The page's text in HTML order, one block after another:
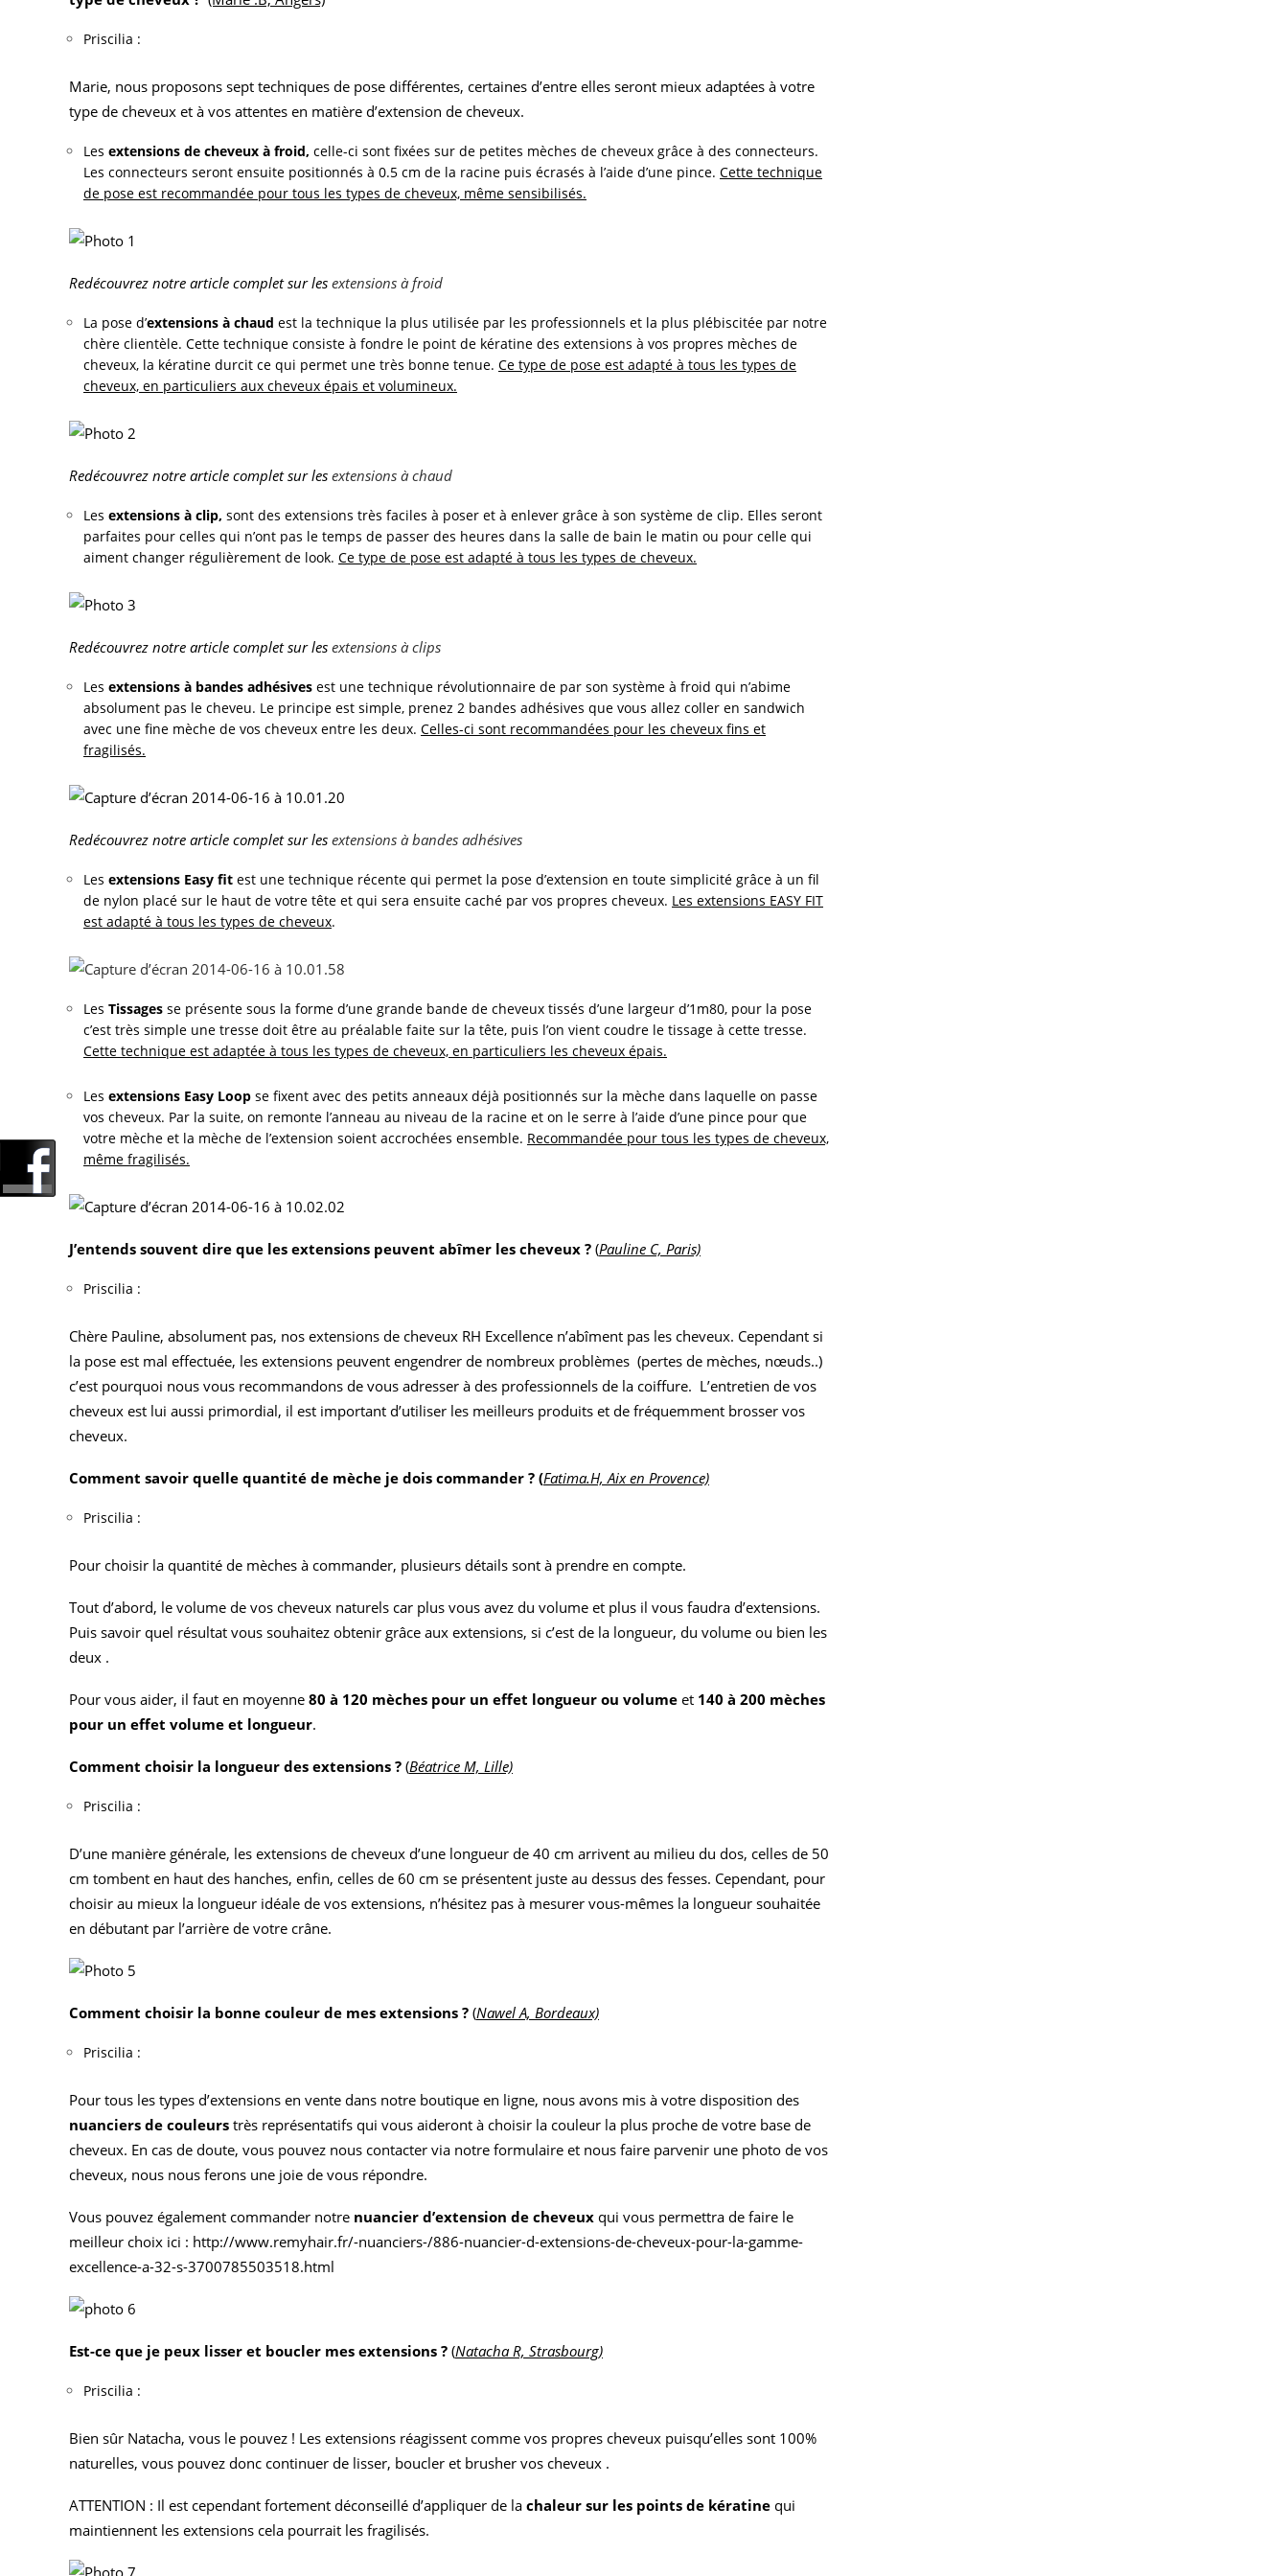
Priscilia :
Marie, nous proposons sept techniques de pose différentes, certaines d’entre elles seront mieux adaptées à votre
type de cheveux et à vos attentes en matière d’extension de cheveux.
Les extensions de cheveux à froid, celle-ci sont fixées sur de petites mèches de cheveux grâce à des connecteurs.
Les connecteurs seront ensuite positionnés à 0.5 cm de la racine puis écrasés à l’aide d’une pince. Cette technique
de pose est recommandée pour tous les types de cheveux, même sensibilisés.
Redécouvrez notre article complet sur les extensions à froid
La pose d’extensions à chaud est la technique la plus utilisée par les professionnels et la plus plébiscitée par notre
chère clientèle. Cette technique consiste à fondre le point de kératine des extensions à vos propres mèches de
cheveux, la kératine durcit ce qui permet une très bonne tenue. Ce type de pose est adapté à tous les types de
cheveux, en particuliers aux cheveux épais et volumineux.
Redécouvrez notre article complet sur les extensions à chaud
Les extensions à clip, sont des extensions très faciles à poser et à enlever grâce à son système de clip. Elles seront
parfaites pour celles qui n’ont pas le temps de passer des heures dans la salle de bain le matin ou pour celle qui
aiment changer régulièrement de look. Ce type de pose est adapté à tous les types de cheveux.
Redécouvrez notre article complet sur les extensions à clips
Les extensions à bandes adhésives est une technique révolutionnaire de par son système à froid qui n’abime
absolument pas le cheveu. Le principe est simple, prenez 2 bandes adhésives que vous allez coller en sandwich
avec une fine mèche de vos cheveux entre les deux. Celles-ci sont recommandées pour les cheveux fins et
fragilisés.
Redécouvrez notre article complet sur les extensions à bandes adhésives
Les extensions Easy fit est une technique récente qui permet la pose d’extension en toute simplicité grâce à un fil
de nylon placé sur le haut de votre tête et qui sera ensuite caché par vos propres cheveux. Les extensions EASY FIT
est adapté à tous les types de cheveux.
Les Tissages se présente sous la forme d’une grande bande de cheveux tissés d’une largeur d’1m80, pour la pose
c’est très simple une tresse doit être au préalable faite sur la tête, puis l’on vient coudre le tissage à cette tresse.
Cette technique est adaptée à tous les types de cheveux, en particuliers les cheveux épais.
Les extensions Easy Loop se fixent avec des petits anneaux déjà positionnés sur la mèche dans laquelle on passe
vos cheveux. Par la suite, on remonte l’anneau au niveau de la racine et on le serre à l’aide d’une pince pour que
votre mèche et la mèche de l’extension soient accrochées ensemble. Recommandée pour tous les types de cheveux,
même fragilisés.
J’entends souvent dire que les extensions peuvent abîmer les cheveux ? (Pauline C, Paris)
Priscilia :
Chère Pauline, absolument pas, nos extensions de cheveux RH Excellence n’abîment pas les cheveux. Cependant si
la pose est mal effectuée, les extensions peuvent engendrer de nombreux problèmes (pertes de mèches, nœuds..)
c’est pourquoi nous vous recommandons de vous adresser à des professionnels de la coiffure. L’entretien de vos
cheveux est lui aussi primordial, il est important d’utiliser les meilleurs produits et de fréquemment brosser vos
cheveux.
Comment savoir quelle quantité de mèche je dois commander ? (Fatima.H, Aix en Provence)
Priscilia :
Pour choisir la quantité de mèches à commander, plusieurs détails sont à prendre en compte.
Tout d’abord, le volume de vos cheveux naturels car plus vous avez du volume et plus il vous faudra d’extensions.
Puis savoir quel résultat vous souhaitez obtenir grâce aux extensions, si c’est de la longueur, du volume ou bien les
deux .
Pour vous aider, il faut en moyenne 80 à 120 mèches pour un effet longueur ou volume et 140 à 200 mèches
pour un effet volume et longueur.
Comment choisir la longueur des extensions ? (Béatrice M, Lille)
Priscilia :
D’une manière générale, les extensions de cheveux d’une longueur de 40 cm arrivent au milieu du dos, celles de 50
cm tombent en haut des hanches, enfin, celles de 60 cm se présentent juste au dessus des fesses. Cependant, pour
choisir au mieux la longueur idéale de vos extensions, n’hésitez pas à mesurer vous-mêmes la longueur souhaitée
en débutant par l’arrière de votre crâne.
Comment choisir la bonne couleur de mes extensions ? (Nawel A, Bordeaux)
Priscilia :
Pour tous les types d’extensions en vente dans notre boutique en ligne, nous avons mis à votre disposition des
nuanciers de couleurs très représentatifs qui vous aideront à choisir la couleur la plus proche de votre base de
cheveux. En cas de doute, vous pouvez nous contacter via notre formulaire et nous faire parvenir une photo de vos
cheveux, nous nous ferons une joie de vous répondre.
Vous pouvez également commander notre nuancier d’extension de cheveux qui vous permettra de faire le
meilleur choix ici : http://www.remyhair.fr/-nuanciers-/886-nuancier-d-extensions-de-cheveux-pour-la-gamme-
excellence-a-32-s-3700785503518.html
Est-ce que je peux lisser et boucler mes extensions ? (Natacha R, Strasbourg)
Priscilia :
Bien sûr Natacha, vous le pouvez ! Les extensions réagissent comme vos propres cheveux puisqu’elles sont 100%
naturelles, vous pouvez donc continuer de lisser, boucler et brusher vos cheveux .
ATTENTION : Il est cependant fortement déconseillé d’appliquer de la chaleur sur les points de kératine qui
maintiennent les extensions cela pourrait les fragilisés.